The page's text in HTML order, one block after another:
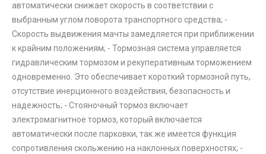
автоматически снижает скорость в соответствии с
выбранным углом поворота транспортного средства; -
Скорость выдвижения мачты замедляется при приближении
к крайним положениям; - Тормозная система управляется
гидравлическим тормозом и рекуперативным торможением
одновременно. Это обеспечивает короткий тормозной путь,
отсутствие инерционного воздействия, безопасность и
надежность; - Стояночный тормоз включает
электромагнитное тормоз, который включается
автоматически после парковки, так же имеется функция
сопротивления скольжению на наклонных поверхностях; -